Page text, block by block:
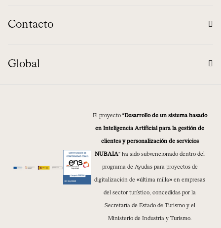
Contacto
Global
El proyecto “Desarrollo de un sistema basado
en Inteligencia Artificial para la gestión de
clientes y personalización de servicios
NUBAIA” ha sido subvencionado dentro del
programa de Ayudas para proyectos de
digitalización de «última milla» en empresas
del sector turístico, concedidas por la
Secretaría de Estado de Turismo y el
Ministerio de Industria y Turismo.